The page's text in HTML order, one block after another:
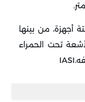
.
أجهزة، من بينها
تحت الحمراء
IASI.